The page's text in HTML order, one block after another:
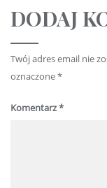
DODAJ
Twój adres email nie
oznaczone*
Komentarz*